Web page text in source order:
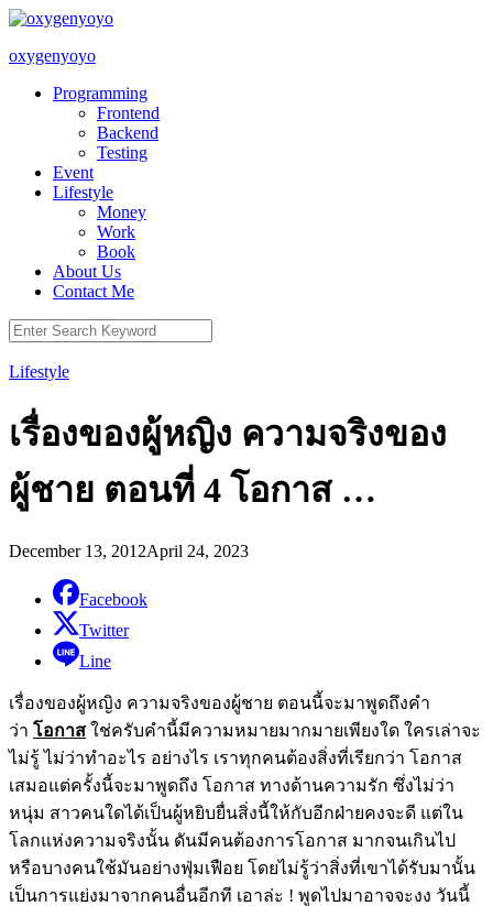
Skip
content
oxygenyoyo
Programming
Frontend
Backend
Testing
Event
Lifestyle
Money
Work
Book
About Us
Contact Me
Search
for:
Lifestyle
เรื่องของผู้หญิง ความจริงของ
ผู้ชาย ตอนที่ 4 โอกาส …
December 13, 2012April 24, 2023
Facebook
Twitter
Line
เรื่องของผู้หญิง ความจริงของผู้ชาย ตอนนี้จะมาพูดถึงคำ
ว่า โอกาส ใช่ครับคำนี้มีความหมายมากมายเพียงใด ใครเล่าจะ
ไม่รู้ ไม่ว่าทำอะไร อย่างไร เราทุกคนต้องสิ่งที่เรียกว่า โอกาส
เสมอแต่ครั้งนี้จะมาพูดถึง โอกาส ทางด้านความรัก ซึ่งไม่ว่า
หนุ่ม สาวคนใดได้เป็นผู้หยิบยื่นสิ่งนี้ให้กับอีกฝ่ายคงจะดี แต่ใน
โลกแห่งความจริงนั้น ดันมีคนต้องการโอกาส มากจนเกินไป
หรือบางคนใช้มันอย่างฟุ่มเฟือย โดยไม่รู้ว่าสิ่งที่เขาได้รับมานั้น
เป็นการแย่งมาจากคนอื่นอีกที เอาล่ะ ! พูดไปมาอาจจะงง วันนี้